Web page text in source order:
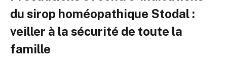
du sirop homéopathique Stodal :
veiller à la sécurité de toute la
famille